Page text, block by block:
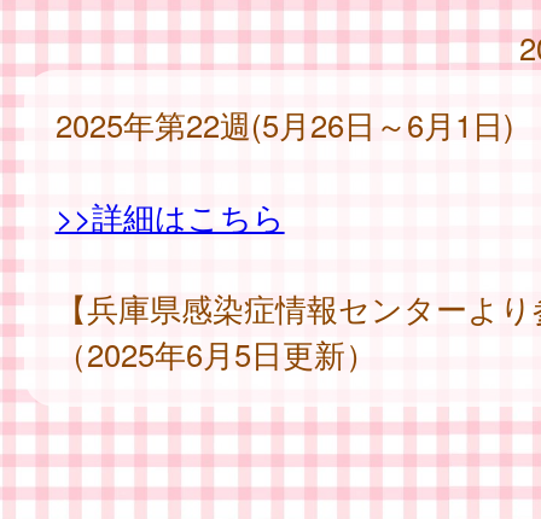
2025年第22週(5月26日～6月1日)
>>詳細はこちら
【兵庫県感染症情報センターよ
（2025年6月5日更新）